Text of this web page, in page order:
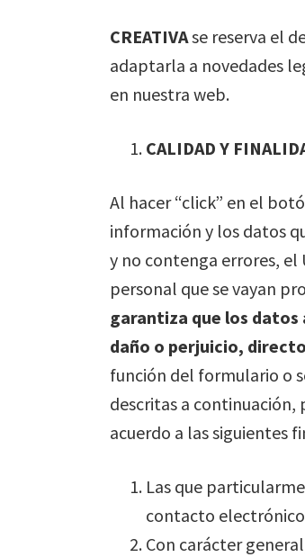
CREATIVAse reserva el
adaptarla a novedades
en nuestra web.
CALIDAD Y
Al hacer “click” en el
información y los datos
y no contenga errores, el
personal que se vayan
garantiza que los
daño o perjuicio,
función del formulario o
descritas a
acuerdo a las siguientes
Las que
contacto
Con carácter